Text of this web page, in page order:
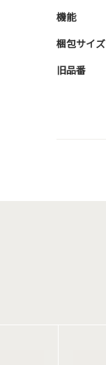
機能
梱包サイズ
旧品番